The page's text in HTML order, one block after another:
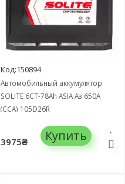
Код:150894
Автомобильный аккумулятор
SOLITE 6СТ-78Ah ASIA Аз 650А
(CCA) 105D26R
3975₴ Купить